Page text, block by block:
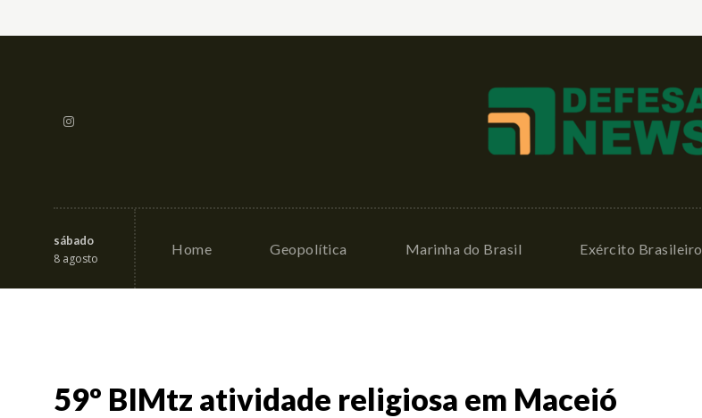
sábado
8 agosto
Home Geopolítica Marinha do Brasil Exército Brasileiro
59º BIMtz atividade religiosa em Maceió